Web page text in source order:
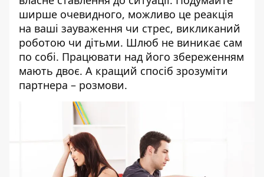
ширше очевидного, можливо це реакція
на ваші зауваження чи стрес, викликаний
роботою чи дітьми. Шлюб не виникає сам
по собі. Працювати над його збереженням
мають двоє. А кращий спосіб зрозуміти
партнера – розмови.